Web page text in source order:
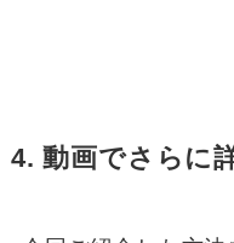
4. 動画でさらに